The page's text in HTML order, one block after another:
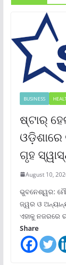
BUSINESS
ଷ୍ଟାର୍
ଓଡ଼ିଶାରେ
ଗୃହ
August 10,
ଭୁବନେଶ୍ୱର:
ଜ୍ୱର ଓ
ଏହାକୁ ନଜରରେ
Share